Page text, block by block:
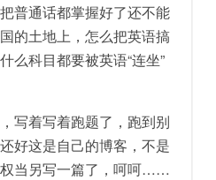
普通话都掌握好了还不能
的土地上，怎么把英语搞
么科目都要被英语“连坐”
着写着跑题了，跑到别
还好这是自己的博客，不是
当另写一篇了，呵呵……